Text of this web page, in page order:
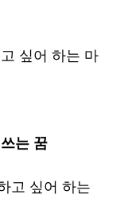
싶어 하는 마
는 꿈
고 싶어 하는